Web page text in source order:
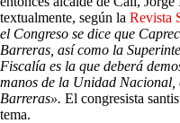
textualmente, según la Revista
el Congreso se dice que
Barreras, así como la
Fiscalía es la que deberá
manos de la Unidad Nacional,
Barreras». El congresista
tema.